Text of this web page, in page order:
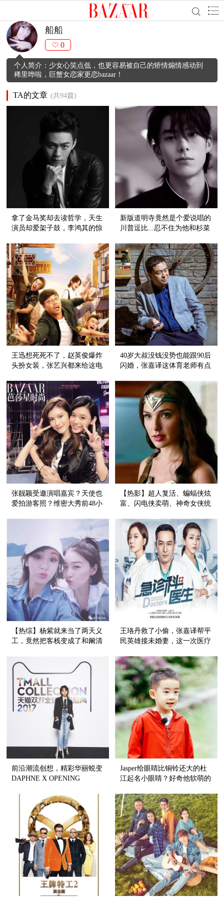
船船
0
个人简介：少女心笑点低，也更容易被自己的矫情煽情感动到
稀里哗啦，巨蟹女恋家更恋bazaar！
TA的文章 (共94篇)
拿了金马奖却去读哲学，天生
演员却爱架子鼓，李鸿其的惊
新版道明寺竟然是个爱说唱的
川普逗比...忍不住为他和杉菜
王迅想死死不了，赵英俊爆炸
头扮女装，张艺兴都来给这电
40岁大叔没钱没势也能跟90后
闪婚，张嘉译这体育老师有点
张靓颖受邀演唱嘉宾？天使也
爱拍游客照？维密大秀前48小
【热影】超人复活、蝙蝠侠炫
富、闪电侠卖萌、神奇女侠统
多！
【热综】杨紫就来当了两天义
工，竟然把客栈变成了和阚清
王珞丹救了小偷，张嘉译帮平
民英雄接未婚妻，这一次医疗
前沿潮流创想，精彩华丽蜕变
DAPHNE X OPENING
猫双十一全球潮流盛典
Jasper给眼睛比铜铃还大的杜
江起名小眼睛？好奇他软萌的